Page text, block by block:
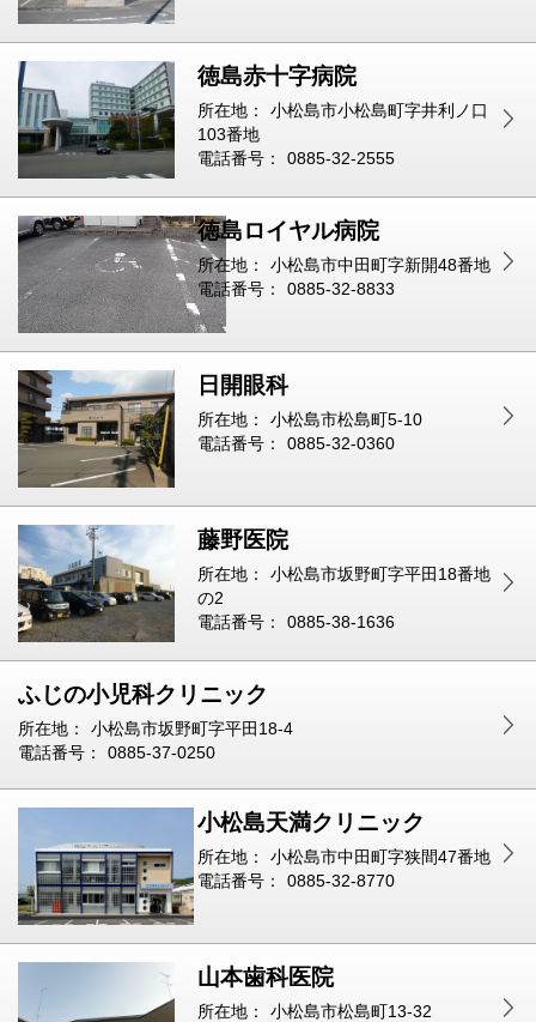
徳島赤十字病院
所在地：
小松島市小松島町字井利ノ口
103番地
電話番号：
0885-32-2555
徳島ロイヤル病院
所在地：
小松島市中田町字新開48番地
電話番号：
0885-32-8833
日開眼科
所在地：
小松島市松島町5-10
電話番号：
0885-32-0360
藤野医院
所在地：
小松島市坂野町字平田18番地
の2
電話番号：
0885-38-1636
ふじの小児科クリニック
所在地：
小松島市坂野町字平田18-4
電話番号：
0885-37-0250
小松島天満クリニック
所在地：
小松島市中田町字狭間47番地
電話番号：
0885-32-8770
山本歯科医院
所在地：
小松島市松島町13-32